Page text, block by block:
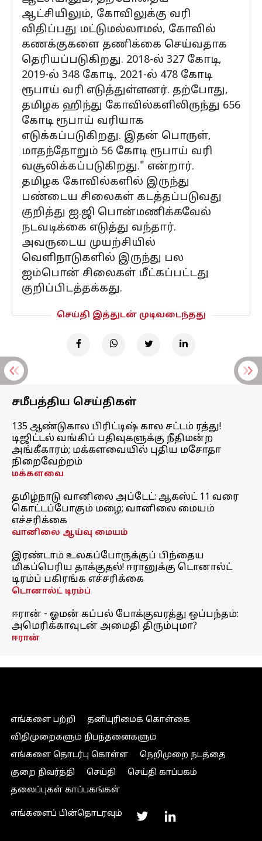
ஆட்சியிலும், கோவிலுக்கு வரி
விதிப்பது மட்டுமல்லாமல், கோவில்
கணக்குகளை தணிக்கை செய்வதாக
தெரியப்படுகிறது. 2018-ல் 327 கோடி,
2019-ல் 348 கோடி, 2021-ல் 478 கோடி
ரூபாய் வரி எடுத்துள்ளனர். தற்போது,
தமிழக ஹிந்து கோவில்களிலிருந்து 656
கோடி ரூபாய் வரியாக
எடுக்கப்படுகிறது. இதன் பொருள்,
மாதந்தோறும் 56 கோடி ரூபாய் வரி
வசூலிக்கப்படுகிறது." என்றார்.
தமிழக கோவில்களில் இருந்து
பண்டைய சிலைகள் கடத்தப்படுவது
குறித்து ஐ.ஜி பொன்மணிக்கவேல்
நடவடிக்கை எடுத்து வந்தார்.
அவருடைய முயற்சியில்
வெளிநாடுகளில் இருந்து பல
ஐம்பொன் சிலைகள் மீட்கப்பட்டது
குறிப்பிடத்தக்கது.
செய்தி இத்துடன் முடிவடைந்தது
சமீபத்திய செய்திகள்
135 ஆண்டுகால பிரிட்டிஷ் கால சட்டம் ரத்து!
டிஜிட்டல் வங்கிப் பதிவுகளுக்கு நீதிமன்ற
அங்கீகாரம்; மக்களவையில் புதிய மசோதா
நிறைவேற்றம்
மக்களவை
தமிழ்நாடு வானிலை அப்டேட்: ஆகஸ்ட் 11 வரை
கொட்டப்போகும் மழை; வானிலை மையம்
எச்சரிக்கை
வானிலை ஆய்வு மையம்
இரண்டாம் உலகப்போருக்குப் பிந்தைய
மிகப்பெரிய தாக்குதல்! ஈரானுக்கு டொனால்ட்
டிரம்ப் பகிரங்க எச்சரிக்கை
டொனால்ட் டிரம்ப்
ஈரான் - ஓமன் கப்பல் போக்குவரத்து ஒப்பந்தம்:
அமெரிக்காவுடன் அமைதி திரும்புமா?
ஈரான்
எங்களை பற்றி
தனியுரிமைக் கொள்கை
விதிமுறைகளும் நிபந்தனைகளும்
எங்களை தொடர்பு கொள்ள
நெறிமுறை நடத்தை
குறை நிவர்த்தி
செய்தி
செய்தி காப்பகம்
தலைப்புகள் காப்பகங்கள்
எங்களைப் பின்தொடரவும்